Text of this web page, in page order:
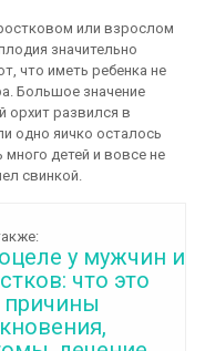
или взрослом
значительно
что иметь ребенка не
Большое значение
орхит развился в
одно яичко осталось
детей и вовсе не
свинкой.
у мужчин и
что это
причины